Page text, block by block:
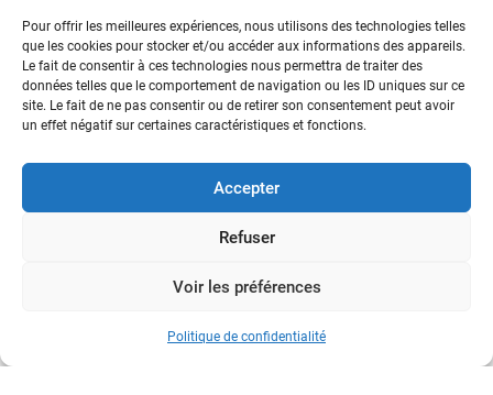
Pour offrir les meilleures expériences, nous utilisons des technologies telles
que les cookies pour stocker et/ou accéder aux informations des appareils.
Le fait de consentir à ces technologies nous permettra de traiter des
données telles que le comportement de navigation ou les ID uniques sur ce
site. Le fait de ne pas consentir ou de retirer son consentement peut avoir
un effet négatif sur certaines caractéristiques et fonctions.
Accepter
Refuser
Voir les préférences
Politique de confidentialité
VetAgro Sup
Réseaux Sociaux
YouTube
LinkedIn
Instagram